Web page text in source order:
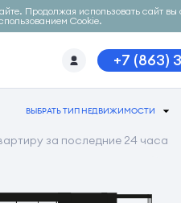
Продолжая использовать сайт вы
Cookie.
+7 (863)
ВЫБРАТЬ ТИП НЕДВИЖИМОСТИ
за последние 24 часа